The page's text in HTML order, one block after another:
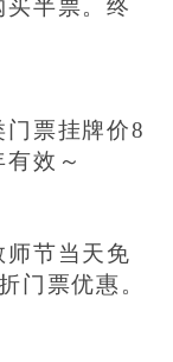
半票。终
票挂牌价8
效～
节当天免
门票优惠。